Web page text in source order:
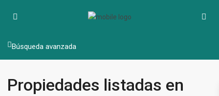
Búsqueda avanzada
Propiedades listadas en